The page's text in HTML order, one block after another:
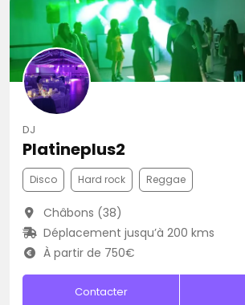
DJ
Platineplus2
Disco Hard rock Reggae
Châbons (38)
Déplacement jusqu’à 200 kms
À partir de 750€
Contacter